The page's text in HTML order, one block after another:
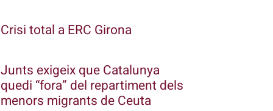
Crisi total a ERC Girona
Junts exigeix que Catalunya
quedi “fora” del repartiment dels
menors migrants de Ceuta